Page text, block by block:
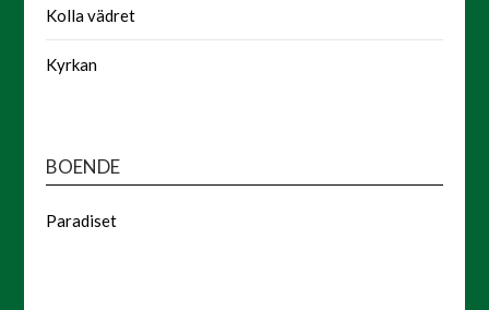
Kolla vädret
Kyrkan
BOENDE
Paradiset